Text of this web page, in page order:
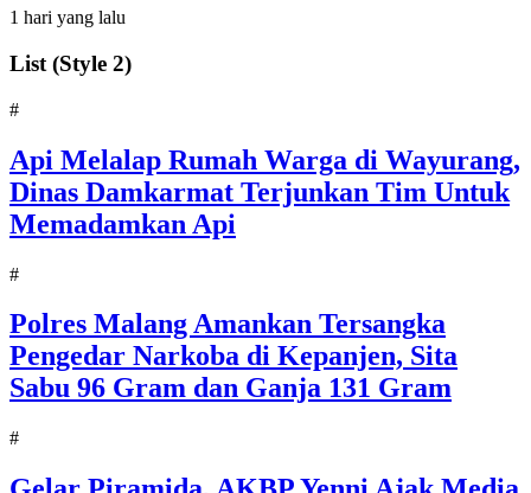
1 hari yang lalu
List (Style 2)
#
Api Melalap Rumah Warga di Wayurang,
Dinas Damkarmat Terjunkan Tim Untuk
Memadamkan Api
#
Polres Malang Amankan Tersangka
Pengedar Narkoba di Kepanjen, Sita
Sabu 96 Gram dan Ganja 131 Gram
#